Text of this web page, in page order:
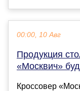
00:00, 10 Авг
Продукция
«Москвич»
Кроссовер